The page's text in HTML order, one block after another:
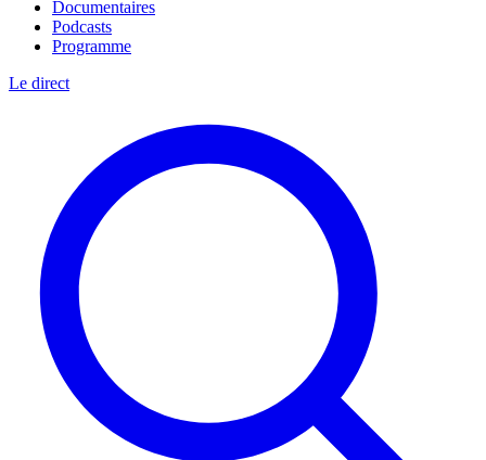
Documentaires
Podcasts
Programme
Le direct